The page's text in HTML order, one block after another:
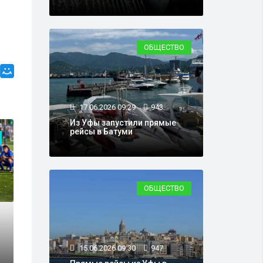
ОБЩЕСТВО
05.03.2024 14:45
ОБЩЕСТВО
17.06.2026 09:29 943
Из Уфы запустили прямые
рейсы в Батуми
ОБЩЕСТВО
15.06.2026 09:30 947